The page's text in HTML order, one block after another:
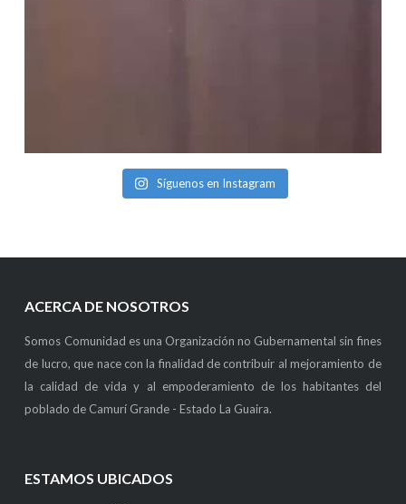
Síguenos en Instagram
ACERCA DE NOSOTROS
Somos Comunidad es una Organización no Gubernamental sin fines
de lucro, que nace con la finalidad de contribuir al mejoramiento de
la calidad de vida y al empoderamiento de los habitantes del
poblado de Camurí Grande - Estado La Guaira.
ESTAMOS UBICADOS